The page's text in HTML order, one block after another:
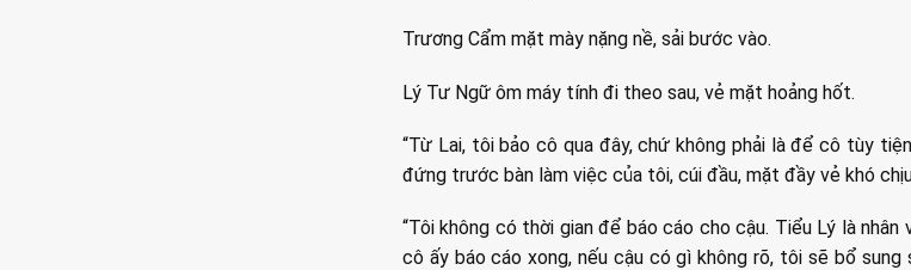
Trương Cẩm mặt mày nặng nề, sải bước vào.
Lý Tư Ngữ ôm máy tính đi theo sau, vẻ mặt hoảng hốt.
“Từ Lai, tôi bảo cô qua đây, chứ không phải là để cô tùy
đứng trước bàn làm việc của tôi, cúi đầu, mặt đầy vẻ khó
“Tôi không có thời gian để báo cáo cho cậu. Tiểu Lý là
cô ấy báo cáo xong, nếu cậu có gì không rõ, tôi sẽ bổ sung